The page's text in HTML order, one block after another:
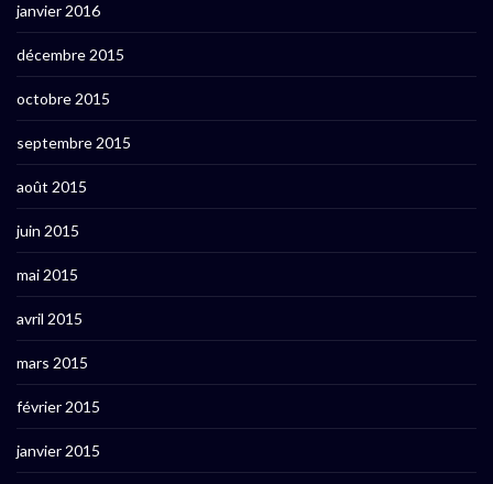
janvier 2016
décembre 2015
octobre 2015
septembre 2015
août 2015
juin 2015
mai 2015
avril 2015
mars 2015
février 2015
janvier 2015